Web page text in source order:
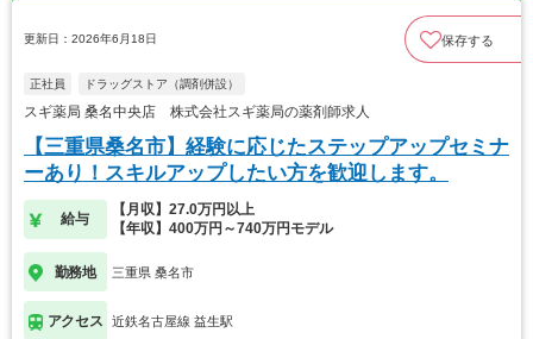
更新日：2026年6月18日 保存する
正社員 ドラッグストア（調剤併設）
スギ薬局 桑名中央店 株式会社スギ薬局の薬剤師求人
【三重県桑名市】経験に応じたステップアップセミナ
ーあり！スキルアップしたい方を歓迎します。
給与
【月収】27.0万円以上
【年収】400万円～740万円モデル
勤務地 三重県 桑名市
アクセス 近鉄名古屋線 益生駅